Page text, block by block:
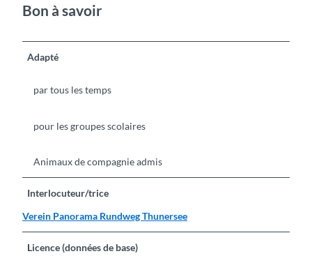
Bon à savoir
Adapté
par tous les temps
pour les groupes scolaires
Animaux de compagnie admis
Interlocuteur/trice
Verein Panorama Rundweg Thunersee
Licence (données de base)